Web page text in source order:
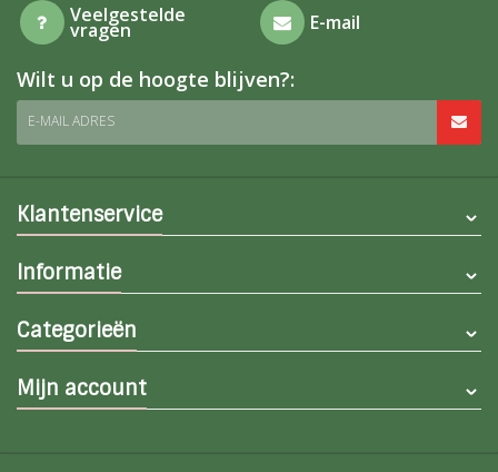
Veelgestelde
vragen E-mail
Wilt u op de hoogte blijven?:
E-MAIL ADRES
Klantenservice
Informatie
Categorieën
Mijn account